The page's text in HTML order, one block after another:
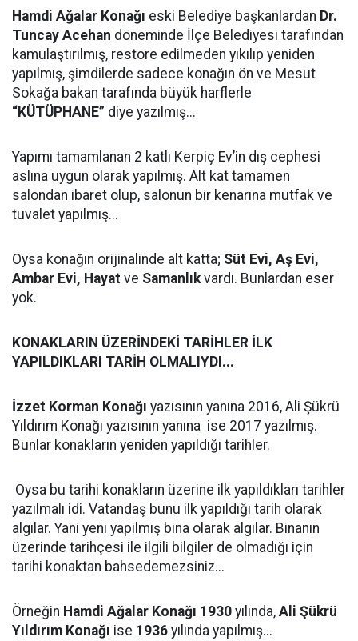
Hamdi Ağalar Konağı eski Belediye başkanlardan Dr.
Tuncay Acehan döneminde İlçe Belediyesi tarafından
kamulaştırılmış, restore edilmeden yıkılıp yeniden
yapılmış, şimdilerde sadece konağın ön ve Mesut
Sokağa bakan tarafında büyük harflerle
“KÜTÜPHANE” diye yazılmış...
Yapımı tamamlanan 2 katlı Kerpiç Ev’in dış cephesi
aslına uygun olarak yapılmış. Alt kat tamamen
salondan ibaret olup, salonun bir kenarına mutfak ve
tuvalet yapılmış...
Oysa konağın orijinalinde alt katta; Süt Evi, Aş Evi,
Ambar Evi, Hayat ve Samanlıkvardı. Bunlardan eser
yok.
KONAKLARIN ÜZERİNDEKİ TARİHLER İLK
YAPILDIKLARI TARİH OLMALIYDI...
İzzet Korman Konağı yazısının yanına 2016, Ali Şükrü
Yıldırım Konağı yazısının yanına ise 2017 yazılmış.
Bunlar konakların yeniden yapıldığı tarihler.
Oysa bu tarihi konakların üzerine ilk yapıldıkları tarihler
yazılmalı idi. Vatandaş bunu ilk yapıldığı tarih olarak
algılar. Yani yeni yapılmış bina olarak algılar. Binanın
üzerinde tarihçesi ile ilgili bilgiler de olmadığı için
tarihi konaktan bahsedemezsiniz...
Örneğin Hamdi Ağalar Konağı 1930 yılında, Ali Şükrü
Yıldırım Konağı ise 1936 yılında yapılmış...